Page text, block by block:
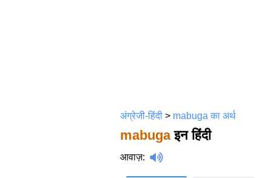
अंग्रेजी-हिंदी > mabuga का अर्थ
mabugaइन हिंदी
आवाज़: